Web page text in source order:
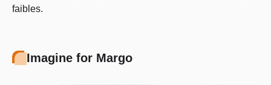
faibles.
Imagine for Margo